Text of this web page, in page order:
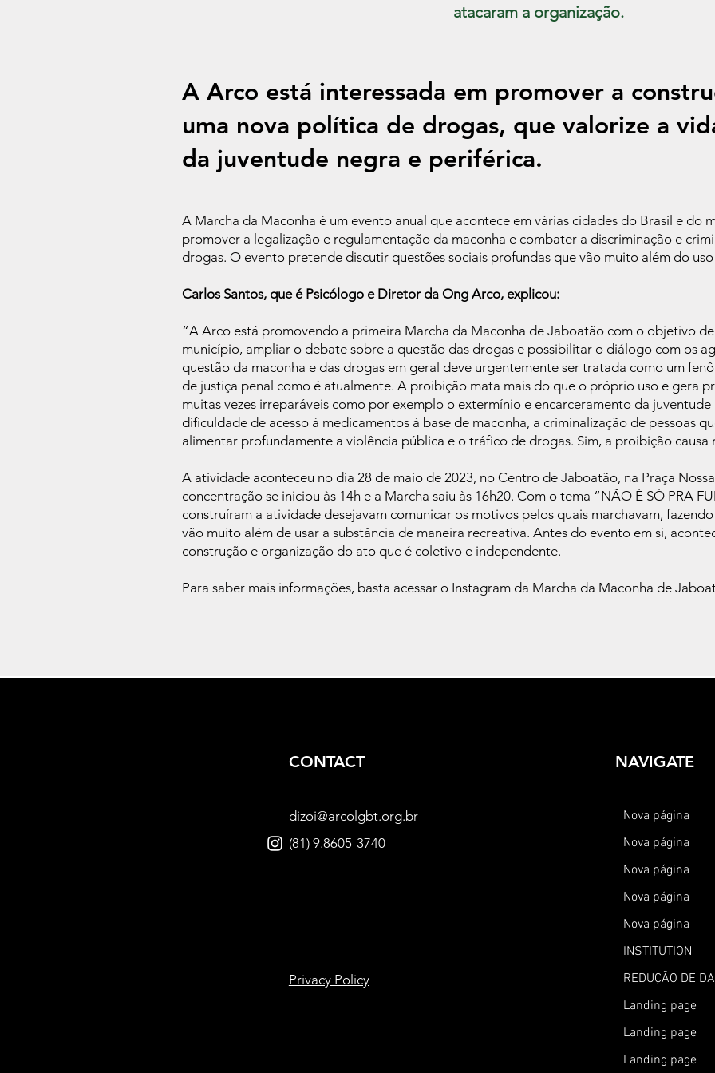
atacaram a organização.
A Arco está interessada em promover a
uma nova política de drogas, que valorize a
da juventude negra e periférica.
A Marcha da Maconha é um evento anual que acontece em várias cidades do Brasil e do
promover a legalização e regulamentação da maconha e combater a discriminação e
drogas. O evento pretende discutir questões sociais profundas que vão muito além do
Carlos Santos, que é Psicólogo e Diretor da Ong Arco, explicou:
“A Arco está promovendo a primeira Marcha da Maconha de Jaboatão com o objetivo
município, ampliar o debate sobre a questão das drogas e possibilitar o diálogo com os
questão da maconha e das drogas em geral deve urgentemente ser tratada como um
de justiça penal como é atualmente. A proibição mata mais do que o próprio uso e gera
muitas vezes irreparáveis como por exemplo o extermínio e encarceramento da
dificuldade de acesso à medicamentos à base de maconha, a criminalização de pessoas
alimentar profundamente a violência pública e o tráfico de drogas. Sim, a proibição causa
A atividade aconteceu no dia 28 de maio de 2023, no Centro de Jaboatão, na Praça
concentração se iniciou às 14h e a Marcha saiu às 16h20. Com o tema “NÃO É SÓ PRA
construíram a atividade desejavam comunicar os motivos pelos quais marchavam,
vão muito além de usar a substância de maneira recreativa. Antes do evento em si,
construção e organização do ato que é coletivo e independente.
Para saber mais informações, basta acessar o Instagram da Marcha da Maconha de
CONTACT
dizoi@arcolgbt.org.br
(81) 9.8605-3740
Privacy Policy
NAVIGATE
Nova página
Nova página
Nova página
Nova página
Nova página
INSTITUTION
REDUÇÃO DE
Landing page
Landing page
Landing page